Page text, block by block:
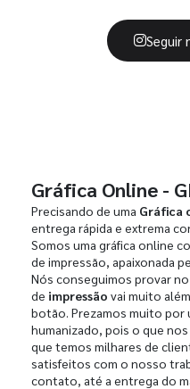
Seguir
Gráfica Online -
Precisando de uma Gráfica
entrega rápida e extrema
Somos uma gráfica online
de impressão, apaixonada
Nós conseguimos provar
de impressão vai muito
botão. Prezamos muito por
humanizado, pois o que
que temos milhares de
satisfeitos com o nosso
contato, até a entrega do